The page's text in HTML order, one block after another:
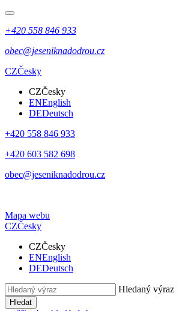
+420 558 846 933
obec@jeseniknadodrou.cz
CZČesky
CZČesky
ENEnglish
DEDeutsch
+420 558 846 933
+420 603 582 698
obec@jeseniknadodrou.cz
Mapa webu
CZČesky
CZČesky
ENEnglish
DEDeutsch
Hledaný výraz
Hledat